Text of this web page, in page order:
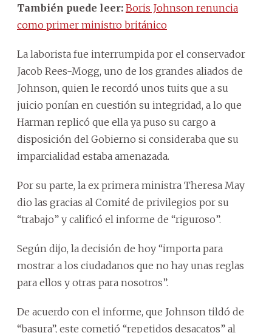
También puede leer: Boris Johnson renuncia
como primer ministro británico
La laborista fue interrumpida por el conservador
Jacob Rees-Mogg, uno de los grandes aliados de
Johnson, quien le recordó unos tuits que a su
juicio ponían en cuestión su integridad, a lo que
Harman replicó que ella ya puso su cargo a
disposición del Gobierno si consideraba que su
imparcialidad estaba amenazada.
Por su parte, la ex primera ministra Theresa May
dio las gracias al Comité de privilegios por su
“trabajo” y calificó el informe de “riguroso”.
Según dijo, la decisión de hoy “importa para
mostrar a los ciudadanos que no hay unas reglas
para ellos y otras para nosotros”.
De acuerdo con el informe, que Johnson tildó de
“basura”, este cometió “repetidos desacatos” al